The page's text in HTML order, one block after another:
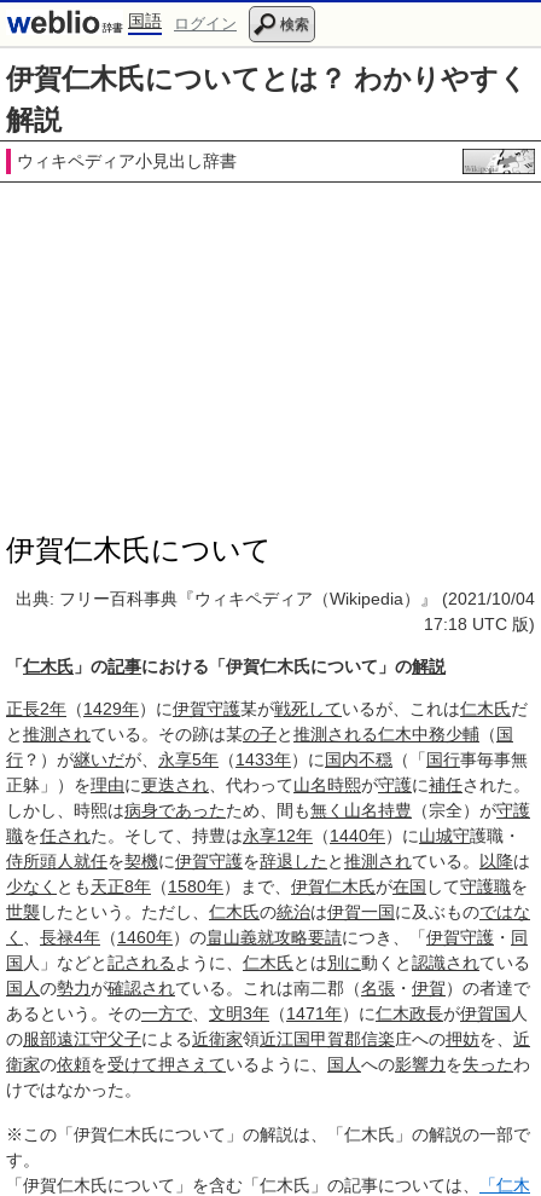
国語 ログイン 検索
伊賀仁木氏についてとは？ わかりやすく
解説
ウィキペディア小見出し辞書
伊賀仁木氏について
出典: フリー百科事典『ウィキペディア（Wikipedia）』 (2021/10/04
17:18 UTC 版)
「仁木氏 」の記事における「伊賀仁木氏について」の解説
正長2年 （1429年）に伊賀守護某が戦死しているが、これは仁木氏だ
と推測されている。その跡は某の子と推測される仁木中務少輔 （ 国
行 ？）が継いだが、 永享5年 （1433年）に 国内不穏 （「 国行事毎事無
正躰」）を理由に更迭され 、代わって山名時熙が守護に補任された。
しかし、時熙は病身であったため、間も無く 山名持豊 （宗全）が守護
職を任された。そして、持豊は永享12年 （1440年）に山城守護職・
侍所頭人就任を契機に伊賀守護を辞退した と推測されている。 以降は
少なく とも天正8年 （1580年）まで、 伊賀仁木氏が在国 して守護職を
世襲したという。ただし、 仁木氏の統治は伊賀一国に及ぶものではな
く
長禄4年 （1460年）の畠山義就攻略要請につき、「伊賀守護 ・ 同
国 人」などと記される ように、 仁木氏とは別に動くと認識されている
国人の勢力が確認されている。これは南二郡（名張 ・ 伊賀）の者達で
あるという。その一方で 文明3年 （1471年）に仁木政長が伊賀国 人
の服部遠江守父子による近衛家領近江国甲賀郡信楽庄への押妨を、 近
衛家の依頼を受けて押さえているように、 国人への影響力を失ったわ
けではなかった。
※この「伊賀仁木氏について」の解説は、「仁木氏」の解説の一部で
す。
「伊賀仁木氏について」を含む「仁木氏」の記事については、
「仁木